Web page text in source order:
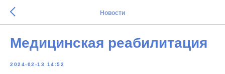
Новости
Медицинская реабилитация
2024-02-13 14:52